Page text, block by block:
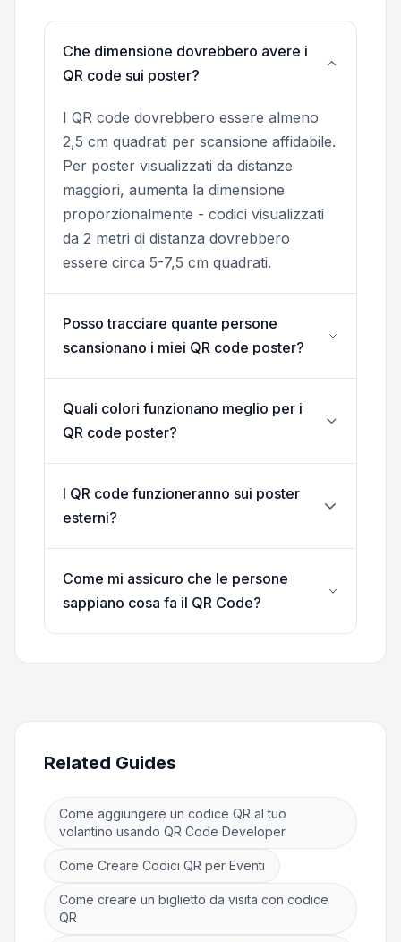
Che dimensione dovrebbero avere i
QR code sui poster?
I QR code dovrebbero essere almeno
2,5 cm quadrati per scansione affidabile.
Per poster visualizzati da distanze
maggiori, aumenta la dimensione
proporzionalmente - codici visualizzati
da 2 metri di distanza dovrebbero
essere circa 5-7,5 cm quadrati.
Posso tracciare quante persone
scansionano i miei QR code poster?
Quali colori funzionano meglio per i
QR code poster?
I QR code funzioneranno sui poster
esterni?
Come mi assicuro che le persone
sappiano cosa fa il QR Code?
Related Guides
Come aggiungere un codice QR al tuo
volantino usando QR Code Developer
Come Creare Codici QR per Eventi
Come creare un biglietto da visita con codice
QR